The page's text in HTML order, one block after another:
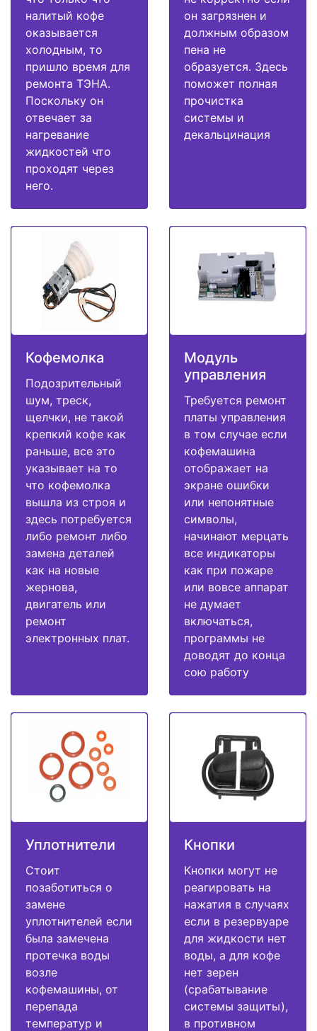
налитый кофе
оказывается
холодным, то
пришло время для
ремонта ТЭНА.
Поскольку он
отвечает за
нагревание
жидкостей что
проходят через
него.
он загрязнен и
должным образом
пена не
образуется. Здесь
поможет полная
прочистка
системы и
декальцинация
Кофемолка
Подозрительный
шум, треск,
щелчки, не такой
крепкий кофе как
раньше, все это
указывает на то
что кофемолка
вышла из строя и
здесь потребуется
либо ремонт либо
замена деталей
как на новые
жернова,
двигатель или
ремонт
электронных плат.
Модуль
управления
Требуется ремонт
платы управления
в том случае если
кофемашина
отображает на
экране ошибки
или непонятные
символы,
начинают мерцать
все индикаторы
как при пожаре
или вовсе аппарат
не думает
включаться,
программы не
доводят до конца
сою работу
Уплотнители
Стоит
позаботиться о
замене
уплотнителей если
была замечена
протечка воды
возле
кофемашины, от
перепада
температур и
Кнопки
Кнопки могут не
реагировать на
нажатия в случаях
если в резервуаре
для жидкости нет
воды, а для кофе
нет зерен
(срабатывание
системы защиты),
в противном